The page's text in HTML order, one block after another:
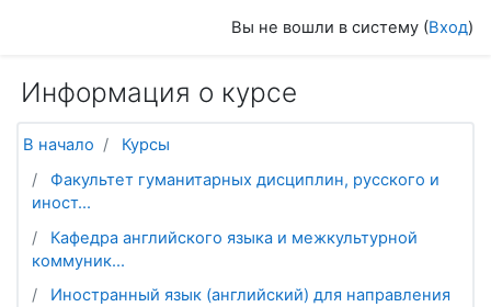
Вы не вошли в систему (Вход)
Информация о курсе
В начало
Курсы
Факультет гуманитарных дисциплин, русского и
иност...
Кафедра английского языка и межкультурной
коммуник...
Иностранный язык (английский) для направления